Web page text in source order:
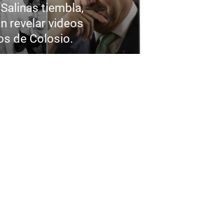
tiembla,
revelar videos
de Colosio.